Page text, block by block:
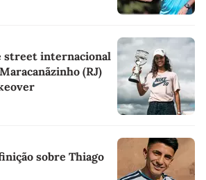
street internacional
(RJ)
sobre Thiago